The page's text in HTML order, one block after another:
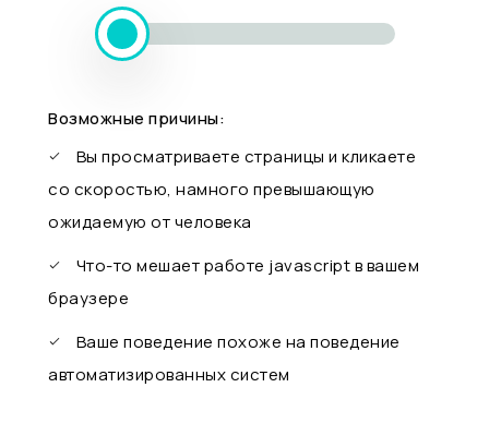
Возможные причины:
Вы просматриваете страницы и кликаете
со скоростью, намного превышающую
ожидаемую от человека
Что-то мешает работе javascript в вашем
браузере
Ваше поведение похоже на поведение
автоматизированных систем